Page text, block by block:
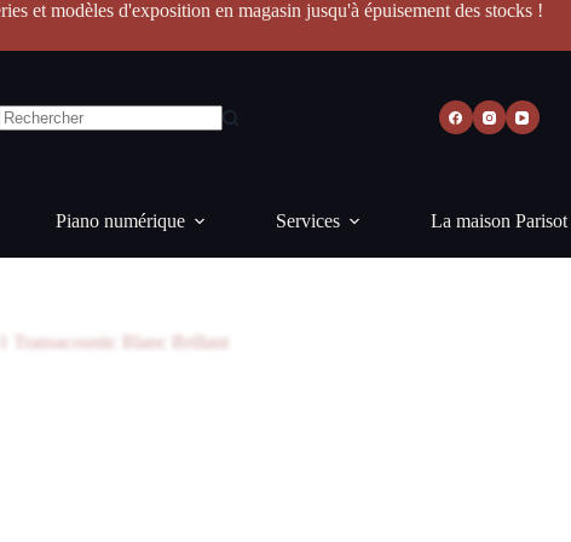
et modèles d'exposition en magasin jusqu'à épuisement des stocks !
Piano numérique Services La maison Parisot
Transacoustic Blanc Brillant